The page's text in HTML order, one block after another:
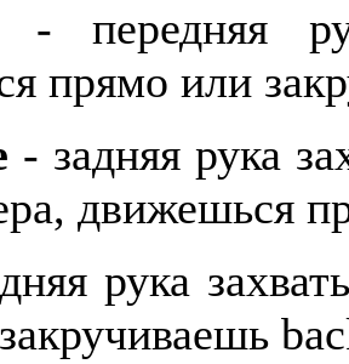
- передняя
прямо или
- задняя рука
движешься
рука